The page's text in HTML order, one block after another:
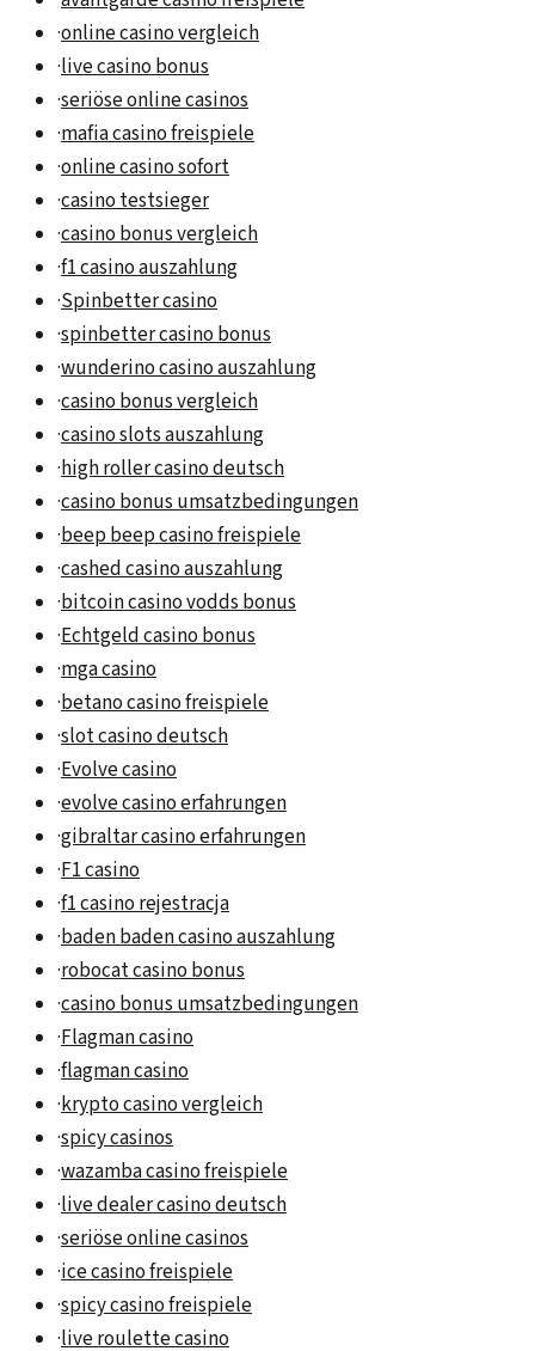
·online casino vergleich
·live casino bonus
·seriöse online casinos
·mafia casino freispiele
·online casino sofort
·casino testsieger
·casino bonus vergleich
·f1 casino auszahlung
·Spinbetter casino
·spinbetter casino bonus
·wunderino casino auszahlung
·casino bonus vergleich
·casino slots auszahlung
·high roller casino deutsch
·casino bonus umsatzbedingungen
·beep beep casino freispiele
·cashed casino auszahlung
·bitcoin casino vodds bonus
·Echtgeld casino bonus
·mga casino
·betano casino freispiele
·slot casino deutsch
·Evolve casino
·evolve casino erfahrungen
·gibraltar casino erfahrungen
·F1 casino
·f1 casino rejestracja
·baden baden casino auszahlung
·robocat casino bonus
·casino bonus umsatzbedingungen
·Flagman casino
·flagman casino
·krypto casino vergleich
·spicy casinos
·wazamba casino freispiele
·live dealer casino deutsch
·seriöse online casinos
·ice casino freispiele
·spicy casino freispiele
·live roulette casino